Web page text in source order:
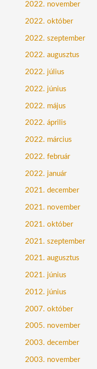
2022. november
2022. október
2022. szeptember
2022. augusztus
2022. július
2022. június
2022. május
2022. április
2022. március
2022. február
2022. január
2021. december
2021. november
2021. október
2021. szeptember
2021. augusztus
2021. június
2012. június
2007. október
2005. november
2003. december
2003. november